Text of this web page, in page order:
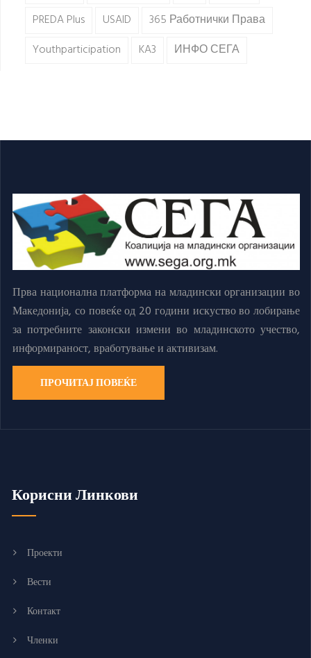
PREDA Plus
USAID
365 Работнички Права
Youthparticipation
KA3 ИНФО СЕГА
Прва национална платформа на младински организации во
Македонија, со повеќе од 20 години искуство во лобирање
за потребните законски измени во младинското учество,
информираност, вработување и активизам.
ПРОЧИТАЈ ПОВЕЌЕ
Корисни Линкови
Проекти
Вести
Контакт
Членки